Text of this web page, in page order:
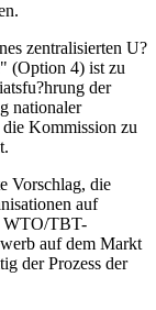
zentralisierten U?
(Option 4) ist zu
der
nationaler
die Kommission zu
Vorschlag, die
auf
WTO/TBT-
auf dem Markt
der Prozess der